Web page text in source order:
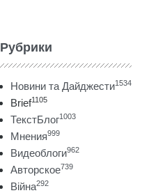
Рубрики
Новини та Дайджести1534
Brief1105
ТекстБлог1003
Мнения999
Видеоблоги962
Авторское739
Війна292